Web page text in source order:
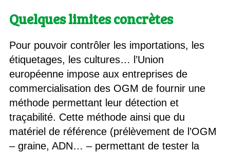
Quelques limites concrètes
Pour pouvoir contrôler les importations, les
étiquetages, les cultures… l’Union
européenne impose aux entreprises de
commercialisation des OGM de fournir une
méthode permettant leur détection et
traçabilité. Cette méthode ainsi que du
matériel de référence (prélèvement de l’OGM
– graine, ADN… – permettant de tester la